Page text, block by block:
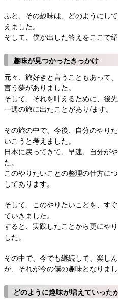
ふと、その趣味は、どのようにし
えました。
そして、僕が出した答えをここで
趣味が見つかったきっかけ
元々、旅好きと言うこともあって
言う夢がありました。
そして、それを叶えるために、後
一週の旅に出たことがあり/ます。
その旅の中で、今後、自分のやり
いこうと考えました。
日本に戻ってきて、早速、自分が
た。
このやりたいことの整理の仕方につ
してあります。
そして、このやりたいことを、す
ていきました。
すると、実践したことから更にや
した。
その中で、今でも継続して、楽し
が、それが今の僕の趣味となりまし
どのように趣味が増えていった